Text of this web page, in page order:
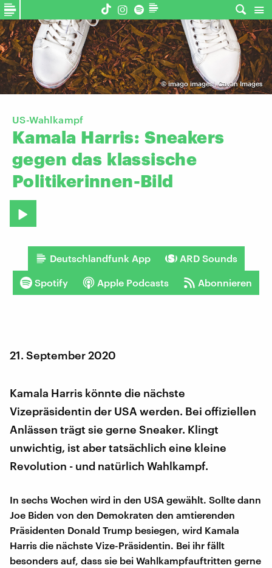
©imago images | Cavan Images
US-Wahlkampf
Kamala Harris: Sneakers
gegen das klassische
Politikerinnen-Bild
Deutschlandfunk App ARD Sounds
Spotify Apple Podcasts Abonnieren
21. September 2020
Kamala Harris könnte die nächste
Vizepräsidentin der USA werden. Bei offiziellen
Anlässen trägt sie gerne Sneaker. Klingt
unwichtig, ist aber tatsächlich eine kleine
Revolution - und natürlich Wahlkampf.
In sechs Wochen wird in den USA gewählt. Sollte dann
Joe Biden von den Demokraten den amtierenden
Präsidenten Donald Trump besiegen, wird Kamala
Harris die nächste Vize-Präsidentin. Bei ihr fällt
besonders auf, dass sie bei Wahlkampfauftritten gerne